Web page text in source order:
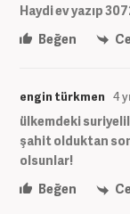
Haydi ev yazıp
Beğen
engin türkmen 4
ülkemdeki
şahit olduktan
olsunlar!
Beğen